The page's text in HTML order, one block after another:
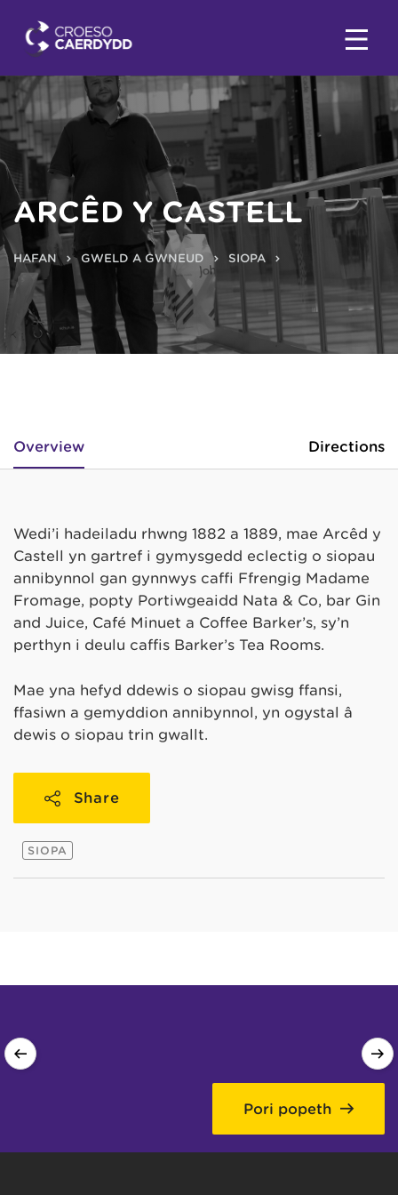
ARCÊD Y CASTELL
HAFAN GWELD A GWNEUD SIOPA
Overview Directions
Wedi’i hadeiladu rhwng 1882 a 1889, mae Arcêd y
Castell yn gartref i gymysgedd eclectig o siopau
annibynnol gan gynnwys caffi Ffrengig Madame
Fromage, popty Portiwgeaidd Nata & Co, bar Gin
and Juice, Café Minuet a Coffee Barker’s, sy’n
perthyn i deulu caffis Barker’s Tea Rooms.
Mae yna hefyd ddewis o siopau gwisg ffansi,
ffasiwn a gemyddion annibynnol, yn ogystal â
dewis o siopau trin gwallt.
Share
SIOPA
Pori popeth